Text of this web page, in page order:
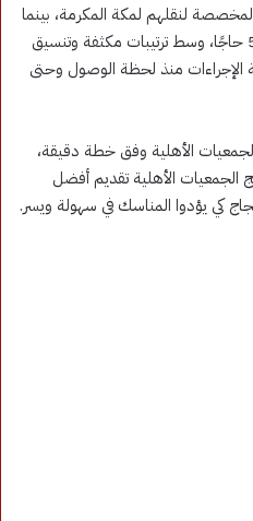
لنقلهم لمكة المكرمة، بينما
استقبل مطار المدينة المنورة 5374 حاجًا، وسط ترتيبات مكثفة وتنسيق
الإجراءات منذ لحظة الوصول وحتى
الأهلية وفق خطة دقيقة،
الجمعيات الأهلية تقديم أفضل
كي يؤدوا المناسك في سهولة ويسر.